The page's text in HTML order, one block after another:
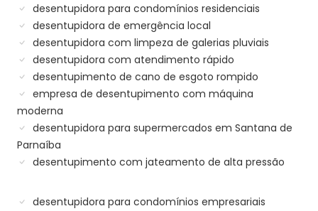
desentupidora para condomínios residenciais
desentupidora de emergência local
desentupidora com limpeza de galerias pluviais
desentupidora com atendimento rápido
desentupimento de cano de esgoto rompido
empresa de desentupimento com máquina
moderna
desentupidora para supermercados em Santana de
Parnaíba
desentupimento com jateamento de alta pressão
desentupidora para condomínios empresariais